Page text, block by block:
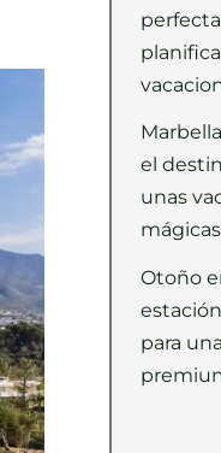
el
unas
mágicas
Otoño
para